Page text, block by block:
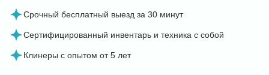
Срочный бесплатный выезд за 30 минут
Сертифицированный инвентарь и техника с собой
Клинеры с опытом от 5 лет